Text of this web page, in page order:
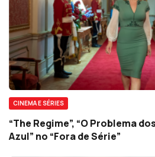
CINEMA E SÉRIES
“The Regime”, “O Problema
Azul” no “Fora de Série”